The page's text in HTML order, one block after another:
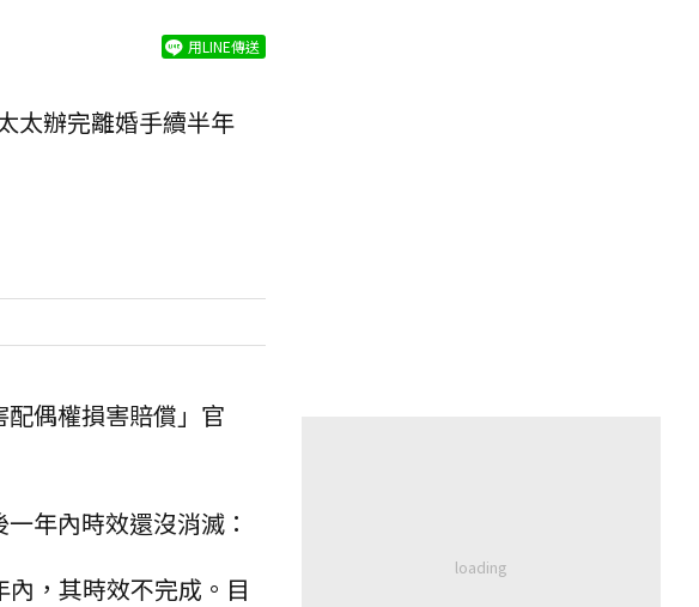
用LINE傳送
太辦完離婚手續半年
偶權損害賠償」官
年內時效還沒消滅：
內，其時效不完成。目